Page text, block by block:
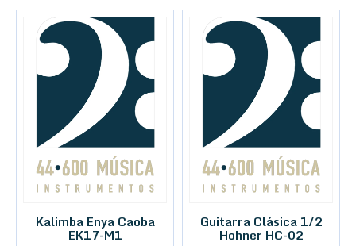
Kalimba Enya Caoba
EK17-M1
Guitarra Clásica 1/2
Hohner HC-02